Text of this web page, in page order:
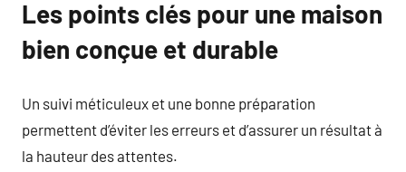
Les points clés pour une maison
bien conçue et durable
Un suivi méticuleux et une bonne préparation
permettent d’éviter les erreurs et d’assurer un résultat à
la hauteur des attentes.